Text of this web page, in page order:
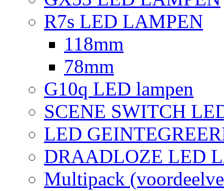
R7s LED LAMPEN
118mm
78mm
G10q LED lampen
SCENE SWITCH
LED
DRAADLOZE LED
Multipack